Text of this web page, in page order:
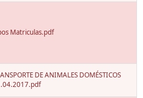
Matriculas.pdf
DE ANIMALES DOMÉSTICOS